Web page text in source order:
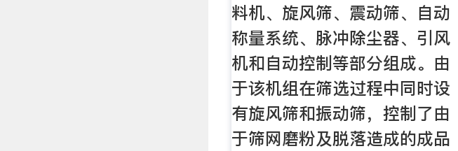
料机、旋风筛、震动筛、自动
称量系统、脉冲除尘器、引风
机和自动控制等部分组成。由
于该机组在筛选过程中同时设
有旋风筛和振动筛，控制了由
于筛网磨粉及脱落造成的成品